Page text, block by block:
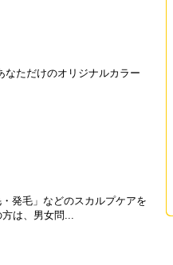
ただけのオリジナルカラー
発毛」などのスカルプケアを
は、男女問...